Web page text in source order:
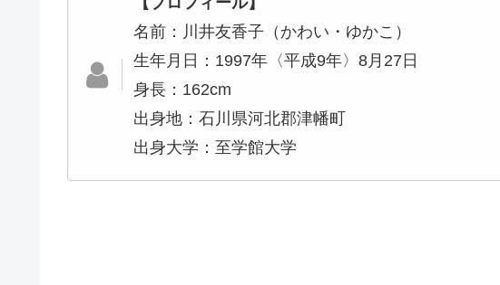
名前：川井友香子（かわい・ゆかこ）
生年月日：1997年〈平成9年〉8月27日
身長：162cm
出身地：石川県河北郡津幡町
出身大学：至学館大学